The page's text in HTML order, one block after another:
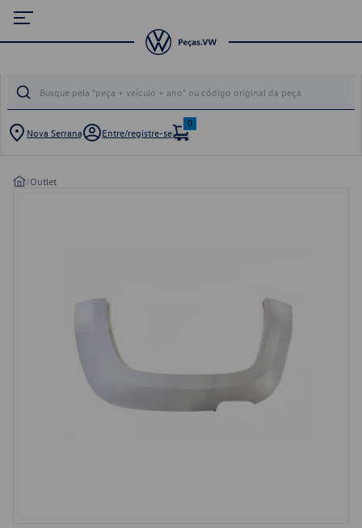
Nova Serrana Entre/registre-se
0
/Outlet